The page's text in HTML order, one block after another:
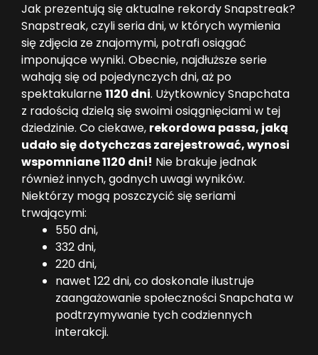
Jak prezentują się aktualne rekordy Snapstreak?
Snapstreak, czyli seria dni, w których wymienia
się zdjęcia ze znajomymi, potrafi osiągać
imponujące wyniki. Obecnie, najdłuższe serie
wahają się od pojedynczych dni, aż po
spektakularne1120 dni. Użytkownicy Snapchata
z radością dzielą się swoimi osiągnięciami w tej
dziedzinie. Co ciekawe, rekordowa passa, jaką
udało się dotychczas zarejestrować, wynosi
wspomniane 1120 dni! Nie brakuje jednak
również innych, godnych uwagi wyników.
Niektórzy mogą poszczycić się seriami
trwającymi:
550 dni,
332 dni,
220 dni,
nawet 122 dni, co doskonale ilustruje
zaangażowanie społeczności Snapchata w
podtrzymywanie tych codziennych
interakcji.